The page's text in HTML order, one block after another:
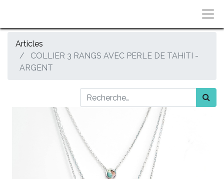
Articles
COLLIER 3 RANGS AVEC PERLE DE TAHITI -
ARGENT